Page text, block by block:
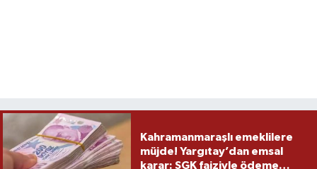
Kahramanmaraşlı emeklilere
müjde! Yargıtay’dan emsal
karar: SGK faiziyle ödeme